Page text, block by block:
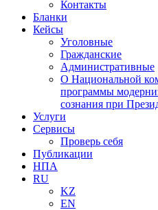
Контакты
Бланки
Кейсы
Уголовные
Гражданские
Административные
О Национальной
программы
сознания при
Услуги
Сервисы
Проверь себя
Публикации
НПА
RU
KZ
EN